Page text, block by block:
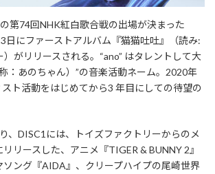
第74回NHK紅白歌合戦の出場が決まった
日にファーストアルバム『猫猫吐吐』（読み:
がリリースされる。“ano” はタレントして大
：あのちゃん）”の音楽活動ネーム。2020年
スト活動をはじめてから3 年目にしての待望の
、DISC1には、トイズファクトリーからのメ
リースした、アニメ『TIGER & BUNNY 2』
ソング『AIDA』、クリープハイプの尾崎世界